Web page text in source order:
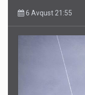
6 Avqust 21:55